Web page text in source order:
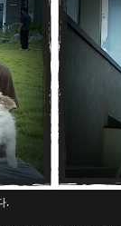
.